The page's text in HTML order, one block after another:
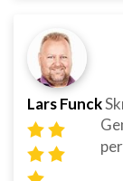
Lars Funck